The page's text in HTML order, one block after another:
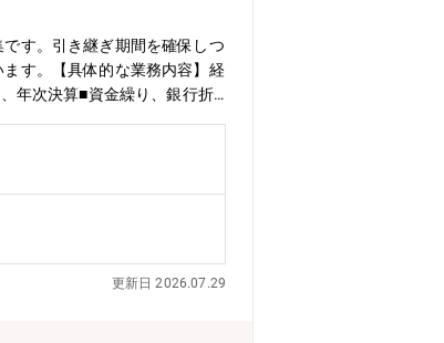
す。引き継ぎ期間を確保しつ
す。【具体的な業務内容】経
年次決算■資金繰り、銀行折
ナ禍でも黒字維持。■正月用
ケースもあり■年商・従業員
更新日 2026.07.29